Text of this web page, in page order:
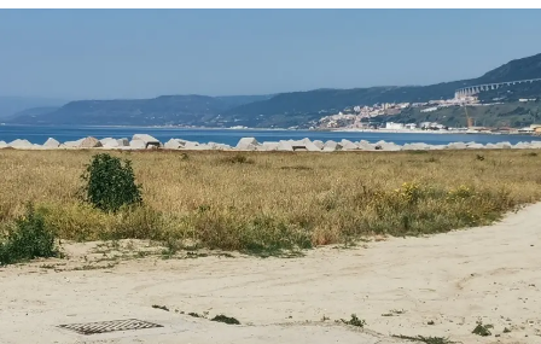
CULTURA
ECONOMIA E LAVORO
EVENTI
SPORT
Streaming